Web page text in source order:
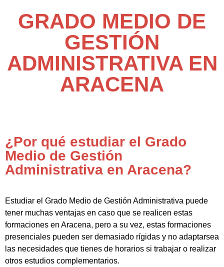
GRADO MEDIO DE
GESTIÓN
ADMINISTRATIVA EN
ARACENA
¿Por qué estudiar el Grado
Medio de Gestión
Administrativa en Aracena?
Estudiar el Grado Medio de Gestión Administrativa puede
tener muchas ventajas en caso que se realicen estas
formaciones en Aracena, pero a su vez, estas formaciones
presenciales pueden ser demasiado rígidas y no adaptarsea
las necesidades que tienes de horarios si trabajar o realizar
otros estudios complementarios.